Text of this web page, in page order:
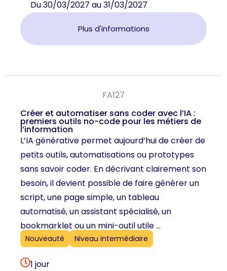
Du 30/03/2027 au 31/03/2027
Plus d'informations
FA127
Créer et automatiser sans coder avec l’IA :
premiers outils no-code pour les métiers de
l’information
L’IA générative permet aujourd’hui de créer de
petits outils, automatisations ou prototypes
sans savoir coder. En décrivant clairement son
besoin, il devient possible de faire générer un
script, une page simple, un tableau
automatisé, un assistant spécialisé, un
bookmarklet ou un mini-outil utile ...
Nouveauté Niveau intermédiaire
1 jour